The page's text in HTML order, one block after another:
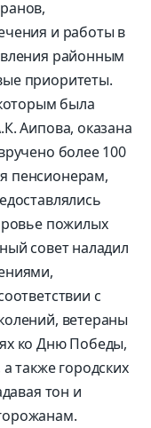
и работы в
районным
приоритеты.
была
Аипова, оказана
более 100
пенсионерам,
пожилых
совет наладил
с
ветераны
ко Дню Победы,
также городских
тон и